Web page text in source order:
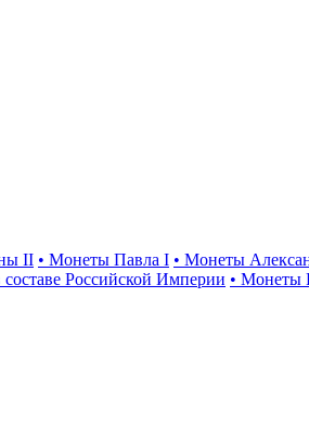
II • Монеты Павла I • Монеты
Российской Империи • Монеты